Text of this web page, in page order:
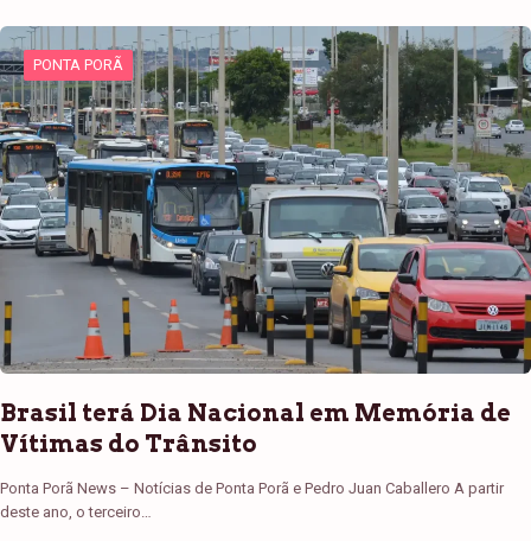
PONTA PORÃ
Brasil terá Dia Nacional em Memória de
Vítimas do Trânsito
Ponta Porã News – Notícias de Ponta Porã e Pedro Juan Caballero A partir
deste ano, o terceiro…